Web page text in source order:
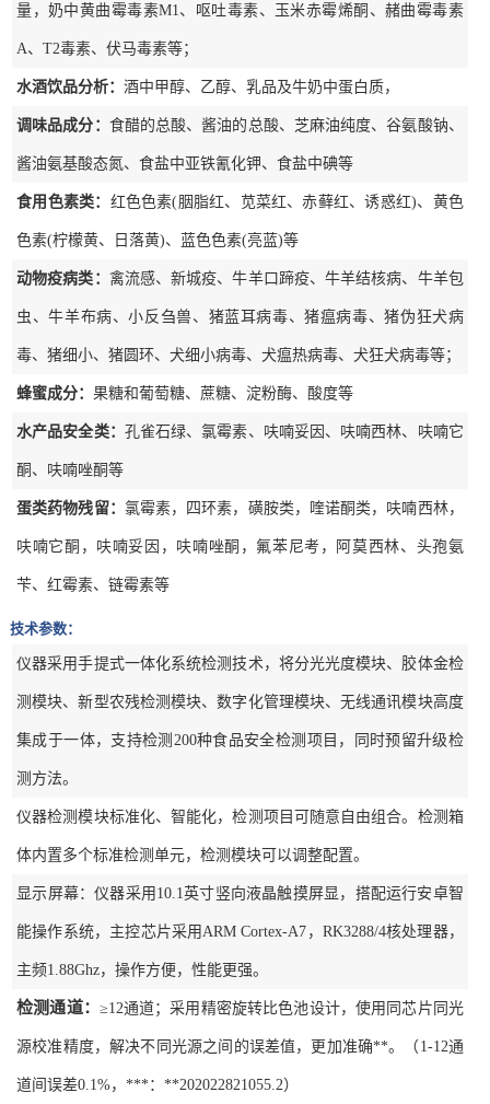
量，奶中黄曲霉毒素M1、呕吐毒素、玉米赤霉烯酮、赭曲霉毒素
A、T2毒素、伏马毒素等；
水酒饮品分析：酒中甲醇、乙醇、乳品及牛奶中蛋白质，
调味品成分： 食醋的总酸、酱油的总酸、芝麻油纯度、谷氨酸钠、
酱油氨基酸态氮、食盐中亚铁氰化钾、食盐中碘等
食用色素类： 红色色素(胭脂红、苋菜红、赤藓红、诱惑红)、黄色
色素(柠檬黄、日落黄)、蓝色色素(亮蓝)等
动物疫病类： 禽流感、新城疫、牛羊口蹄疫、牛羊结核病、牛羊包
虫、牛羊布病、小反刍兽、猪蓝耳病毒、猪瘟病毒、猪伪狂犬病
毒、猪细小、猪圆环、犬细小病毒、犬瘟热病毒、犬狂犬病毒等；
蜂蜜成分：果糖和葡萄糖、蔗糖、淀粉酶、酸度等
水产品安全类： 孔雀石绿、氯霉素、呋喃妥因、呋喃西林、呋喃它
酮、呋喃唑酮等
蛋类药物残留： 氯霉素，四环素，磺胺类，喹诺酮类，呋喃西林，
呋喃它酮，呋喃妥因，呋喃唑酮，氟苯尼考，阿莫西林、头孢氨
苄、红霉素、链霉素等
技术参数：
仪器采用手提式一体化系统检测技术，将分光光度模块、胶体金检
测模块、新型农残检测模块、数字化管理模块、无线通讯模块高度
集成于一体，支持检测200种食品安全检测项目，同时预留升级检
测方法。
仪器检测模块标准化、智能化，检测项目可随意自由组合。检测箱
体内置多个标准检测单元，检测模块可以调整配置。
显示屏幕：仪器采用10.1英寸竖向液晶触摸屏显，搭配运行安卓智
能操作系统，主控芯片采用ARM Cortex-A7，RK3288/4核处理器，
主频1.88Ghz，操作方便，性能更强。
检测通道： ≥12通道；采用精密旋转比色池设计，使用同芯片同光
源校准精度，解决不同光源之间的误差值，更加准确**。（1-12通
道间误差0.1%，***：**202022821055.2）